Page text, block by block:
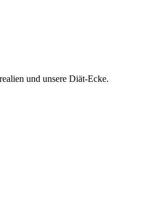
und unsere Diät-Ecke.